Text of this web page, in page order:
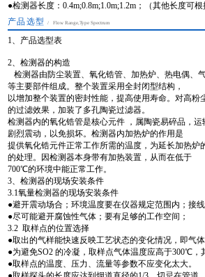
●检测器长度：0.4m;0.8m;1.0m;1.2m；（其他长度可根
产品选型
/ Flow Range,type Spectrum
1、产品选型表
2、检测器的构造
检测器由防尘装置、氧化锆管、加热炉、热电偶、
等主要部件组成。整个装置采用全封闭型结构，
以增加整个装置的密封性能，提高使用寿命。对高粉
的过滤效果，加装了多孔陶瓷过滤器。
检测器内的氧化锆管是核心元件 ，属陶瓷易碎品，
剧烈震动，以免损坏。检测器内加热炉的作用是
提供氧化锆元件正常工作所需的温度，为延长加热炉
的处理。因检测器本身带有加热装置，从而在低于
700℃的环境中能正常工作。
3、检测器的现场安装条件
3.1氧量检测器的现场安装条件
●避开震动场合；环境温度要在仪器规定范围内；接
●尽可能避开腐蚀性气体；要有足够的工作空间；
3.2 取样点的位置选择
●取出的气样能快速反映工艺状态的变化情况，即气体
●为避免SO2 的冷凝，取样点气体温度应高于300℃，
●取样点的温度、压力、流量等参数不应变化太大。